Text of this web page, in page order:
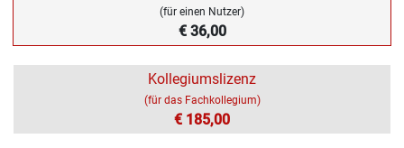
(für einen Nutzer)
€ 36,00
Kollegiumslizenz
(für das Fachkollegium)
€ 185,00